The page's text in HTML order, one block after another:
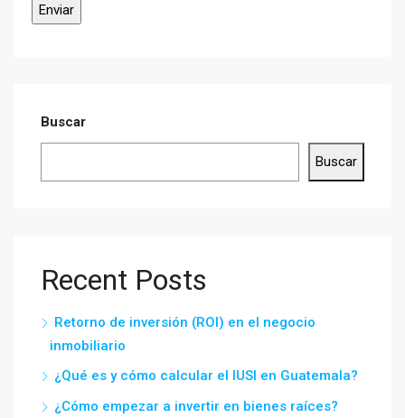
Buscar
Buscar
Recent Posts
Retorno de inversión (ROI) en el negocio
inmobiliario
¿Qué es y cómo calcular el IUSI en Guatemala?
¿Cómo empezar a invertir en bienes raíces?